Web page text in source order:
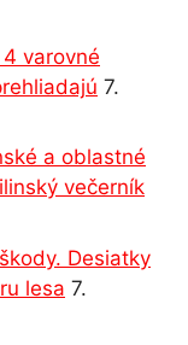
varovné
7.
a oblastné
večerník
Desiatky
lesa 7.